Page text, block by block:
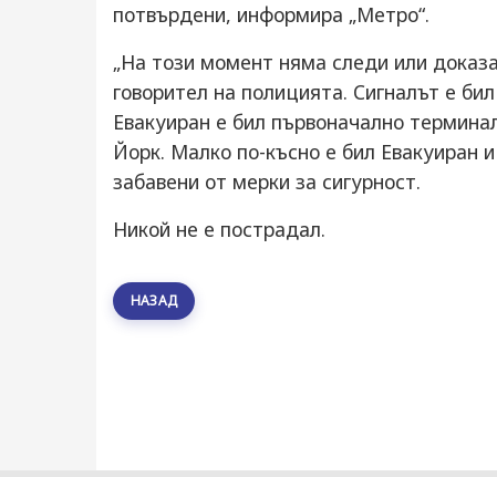
потвърдени, информира „Метро“.
„На този момент няма следи или
говорител на полицията. Сигналът е
Евакуиран е бил първоначално
Йорк. Малко по-късно е бил Евакуиран
забавени от мерки за сигурност.
Никой не е пострадал.
НАЗАД